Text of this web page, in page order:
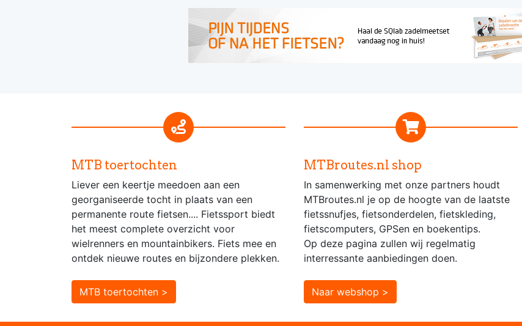
MTB toertochten
Liever een keertje meedoen aan een
georganiseerde tocht in plaats van een
permanente route fietsen.... Fietssport biedt
het meest complete overzicht voor
wielrenners en mountainbikers. Fiets mee en
ontdek nieuwe routes en bijzondere plekken.
MTB toertochten >
MTBroutes.nl shop
In samenwerking met onze partners houdt
MTBroutes.nl je op de hoogte van de laatste
fietssnufjes, fietsonderdelen, fietskleding,
fietscomputers, GPSen en boekentips.
Op deze pagina zullen wij regelmatig
interressante aanbiedingen doen.
Naar webshop >